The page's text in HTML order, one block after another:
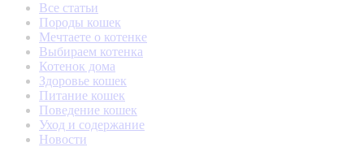
Все статьи
Породы кошек
Мечтаете о котенке
Выбираем котенка
Котенок дома
Здоровье кошек
Питание кошек
Поведение кошек
Уход и содержание
Новости